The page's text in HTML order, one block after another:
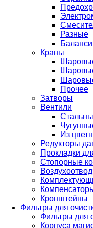
Разные
Краны
Прочее
Затворы
Вентили
Из
Редукторы
Прокладки
Стопорные
Кронштейны
Фильтры для
Фильтры для
Корпуса